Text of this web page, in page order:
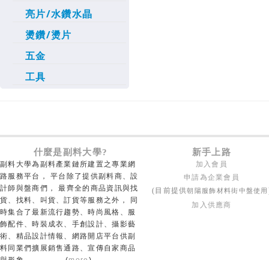
亮片/水鑽水晶
燙鑽/燙片
五金
工具
什麼是副料大學? 新手上路
副料大學為副料產業鏈所建置之專業網
路服務平台， 平台除了提供副料商、設
計師與盤商們， 最齊全的商品資訊與找
貨、找料、叫貨、訂貨等服務之外， 同
時集合了最新流行趨勢、時尚風格、服
飾配件、時裝成衣、手創設計、攝影藝
術、精品設計情報、網路開店平台供副
料同業們擴展銷售通路、宣傳自家商品
加入會員
申請為企業會員
(目前提供朝陽服飾材料街中盤使用
加入供應商